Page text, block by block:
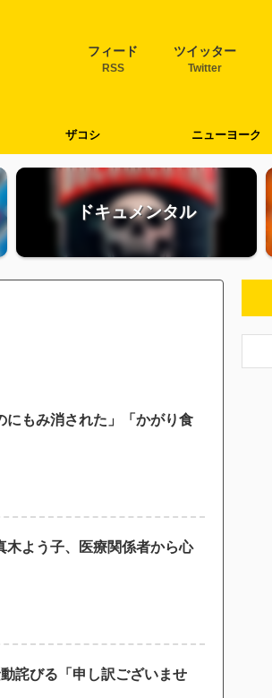
フィード
RSS
ツイッター
Twitter
ザコシ ニューヨーク
ドキュメンタル
にもみ消された」「かがり食
木よう子、医療関係者から心
詫びる「申し訳ございませ